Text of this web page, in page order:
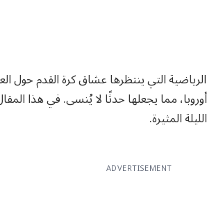
الرياضية التي ينتظرها عشاق كرة القدم حول
مما يجعلها حدثًا لا يُنسى. في هذا
المثيرة.
ADVERTISEMENT